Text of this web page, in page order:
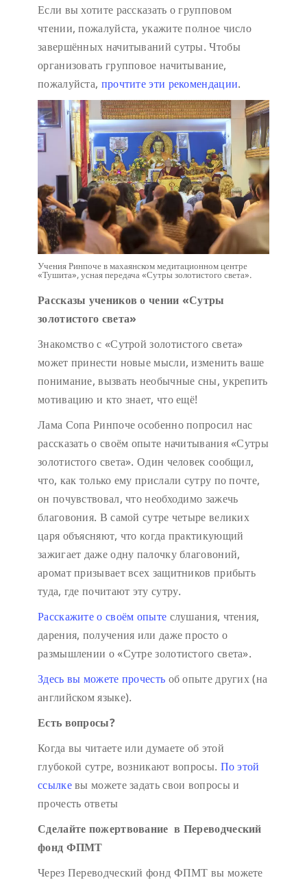
Если вы хотите рассказать о групповом
чтении, пожалуйста, укажите полное число
завершённых начитываний сутры. Чтобы
организовать групповое начитывание,
пожалуйста, прочтите эти рекомендации.
Учения Ринпоче в махаянском медитационном центре
«Тушита», усная передача «Сутры золотистого света».
Рассказы учеников о чении «Сутры
золотистого света»
Знакомство с «Сутрой золотистого света»
может принести новые мысли, изменить ваше
понимание, вызвать необычные сны, укрепить
мотивацию и кто знает, что ещё!
Лама Сопа Ринпоче особенно попросил нас
рассказать о своём опыте начитывания «Сутры
золотистого света». Один человек сообщил,
что, как только ему прислали сутру по почте,
он почувствовал, что необходимо зажечь
благовония. В самой сутре четыре великих
царя объясняют, что когда практикующий
зажигает даже одну палочку благовоний,
аромат призывает всех защитников прибыть
туда, где почитают эту сутру.
Расскажите о своём опыте слушания, чтения,
дарения, получения или даже просто о
размышлении о «Сутре золотистого света».
Здесь вы можете прочесть об опыте других (на
английском языке).
Есть вопросы?
Когда вы читаете или думаете об этой
глубокой сутре, возникают вопросы. По этой
ссылкевы можете задать свои вопросы и
прочесть ответы
Сделайте пожертвование в Переводческий
фонд ФПМТ
Через Переводческий фонд ФПМТ вы можете